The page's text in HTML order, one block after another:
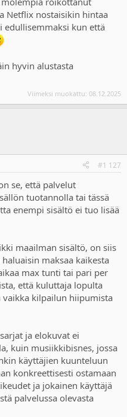
Netflix nostaisikin hintaa
kun että
hyvin alustasta
Viimeksi muokattu: 08.12.2025
#1 127
se, että palvelut
tuotannolla tai tässä
enempi sisältö ei tuo lisää
maailman sisältö, on siis
maksaa kaikesta
max tunti tai pari per
että kuluttaja lopulta
vaikka kilpailun hiipumista
ja elokuvat ei
kuin musiikkibisnes, jossa
käyttäjien kuunteluun
konkreettisesti ostamaan
ja jokainen käyttäjä
palvelussa olevasta